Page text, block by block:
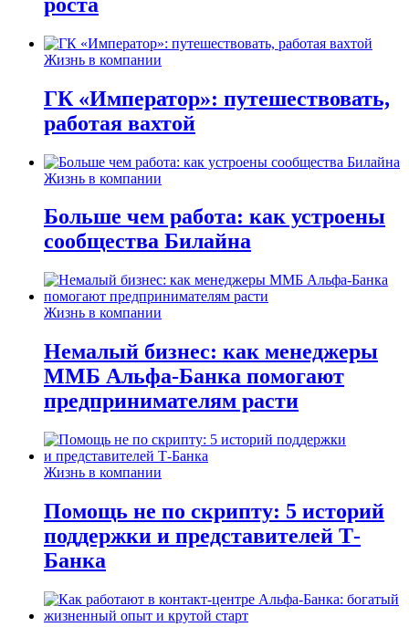
Жизнь в компании
ГК «Император»: путешествовать,
работая вахтой
Жизнь в компании
Больше чем работа: как устроены
сообщества Билайна
Жизнь в компании
Немалый бизнес: как менеджеры
ММБ Альфа-Банка помогают
предпринимателям расти
Жизнь в компании
Помощь не по скрипту: 5 историй
поддержки и представителей Т-
Банка